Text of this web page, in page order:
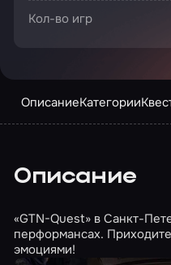
Кол-во игр
ОписаниеКатегории
Описание
«GTN-Quest» в Санкт-
перформансах.
эмоциями!